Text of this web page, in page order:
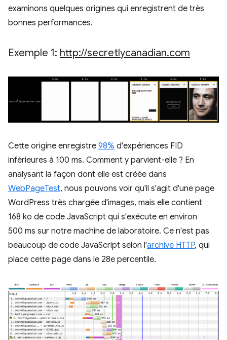
examinons quelques origines qui enregistrent de très
bonnes performances.
Exemple 1: http://secretlycanadian.com
Cette origine enregistre 98% d'expériences FID
inférieures à 100 ms. Comment y parvient-elle ? En
analysant la façon dont elle est créée dans
WebPageTest, nous pouvons voir qu'il s'agit d'une page
WordPress très chargée d'images, mais elle contient
168 ko de code JavaScript qui s'exécute en environ
500 ms sur notre machine de laboratoire. Ce n'est pas
beaucoup de code JavaScript selon l'archive HTTP, qui
place cette page dans le 28e percentile.